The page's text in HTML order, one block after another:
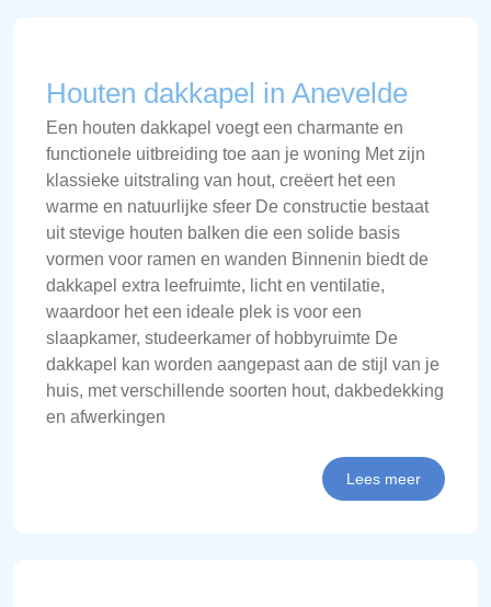
Houten dakkapel in Anevelde
Een houten dakkapel voegt een charmante en
functionele uitbreiding toe aan je woning Met zijn
klassieke uitstraling van hout, creëert het een
warme en natuurlijke sfeer De constructie bestaat
uit stevige houten balken die een solide basis
vormen voor ramen en wanden Binnenin biedt de
dakkapel extra leefruimte, licht en ventilatie,
waardoor het een ideale plek is voor een
slaapkamer, studeerkamer of hobbyruimte De
dakkapel kan worden aangepast aan de stijl van je
huis, met verschillende soorten hout, dakbedekking
en afwerkingen
Lees meer